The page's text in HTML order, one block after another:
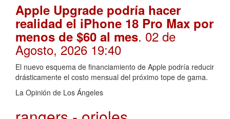
Apple Upgrade podría hacer
realidad el iPhone 18 Pro Max por
menos de $60 al mes. 02 de
Agosto, 2026 19:40
El nuevo esquema de financiamiento de Apple podría reducir
drásticamente el costo mensual del próximo tope de gama.
La Opinión de Los Ángeles